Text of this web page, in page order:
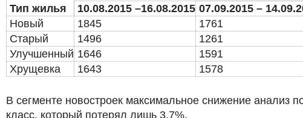
Тип жилья
10.08.2015 –16.08.2015 07.09.2015 –
Новый
1845 1761
Старый
1496 1261
Улучшенный 1646 1591
Хрущевка
1643 1578
В сегменте новостроек максимальное снижение анализ
класс, который потерял лишь 3,7%.